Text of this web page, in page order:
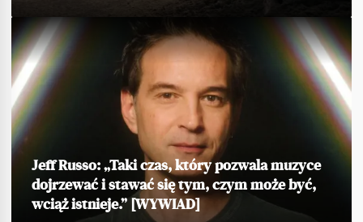
Jeff Russo: „Taki czas, który pozwala muzyce
dojrzewać i stawać się tym, czym może być,
wciąż istnieje.” [WYWIAD]